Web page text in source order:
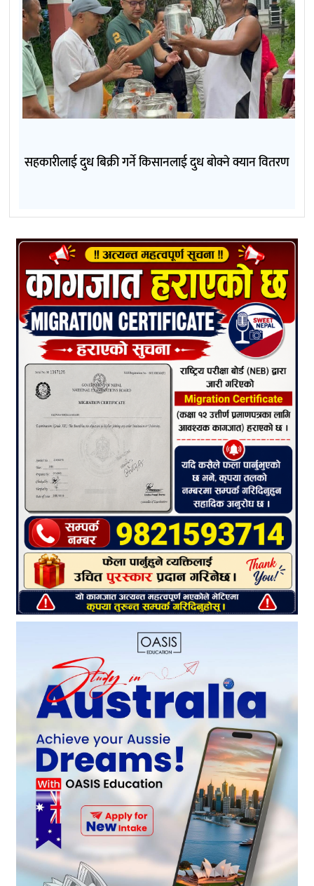
सहकारीलाई दुध बिक्री गर्ने किसानलाई दुध बोक्ने क्यान वितरण